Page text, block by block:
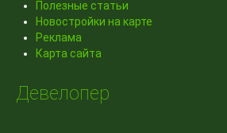
Полезные статьи
Новостройки на карте
Реклама
Карта сайта
Девелопер